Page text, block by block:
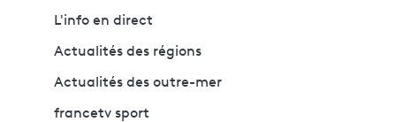
L'info en direct
Actualités des régions
Actualités des outre-mer
francetv sport